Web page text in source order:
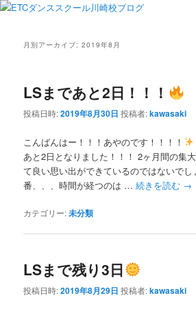
月別アーカイブ:2019年8月
LSまであと2日！！！
投稿日時:2019年8月30日 投稿者:kawasaki
こんばんはー！！！あやのです！！！！
あと2日となりました！！！ 2ヶ月間の集
て良い思い出ができているのではないで
番、、、時間が経つのは …続きを読む →
カテゴリー:未分類
LSまで残り3日
投稿日時:2019年8月29日 投稿者:kawasaki